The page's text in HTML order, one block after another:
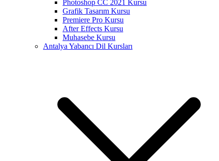
Photoshop CC 2021 Kursu
Grafik Tasarım Kursu
Premiere Pro Kursu
After Effects Kursu
Muhasebe Kursu
Antalya Yabancı Dil Kursları